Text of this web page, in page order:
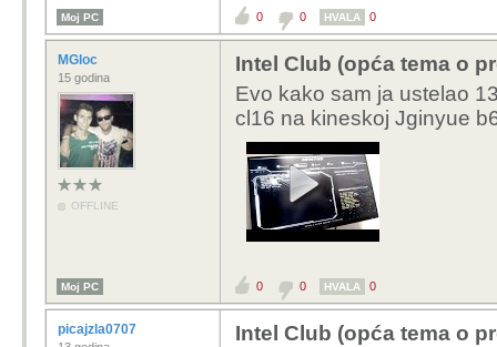
Moj PC 0 0 HVALA 0
MGloc
15 godina
OFFLINE
Intel Club (opća tema o
Evo kako sam ja ustelao
cl16 na kineskoj Jginyue
Moj PC 0 0 HVALA 0
picajzla0707
Intel Club (opća tema o